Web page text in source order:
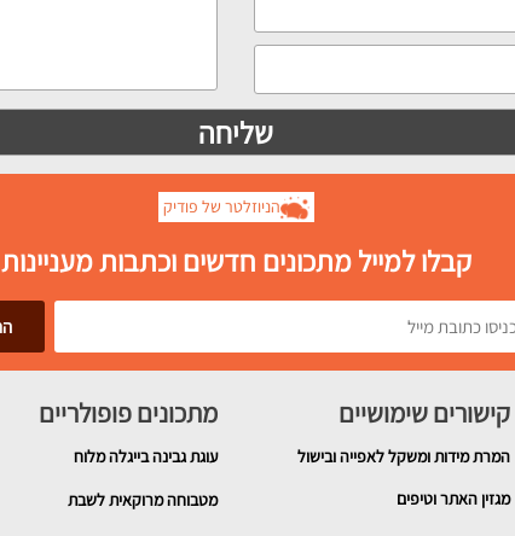
הניוזלטר של פודיק
קבלו למייל מתכונים חדשים וכתבות מעניינות
קישורים שימושיים
המרת מידות ומשקל לאפייה ובישול
מגזין האתר וטיפים
מתכונים פופולריים
עוגת גבינה בייגלה מלוח
מטבוחה מרוקאית לשבת